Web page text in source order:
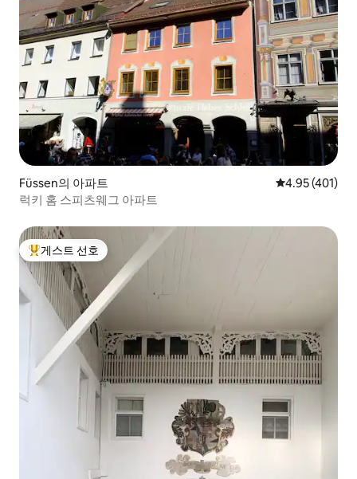
Füssen의 아파트 평점 4.95점(5
4.95 (401)
럭키 홈 스피츠웨그 아파트
상위 게스트 선호
게스트 선호